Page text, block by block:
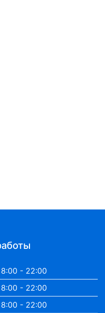
8:00 - 22:00
8:00 - 22:00
8:00 - 22:00